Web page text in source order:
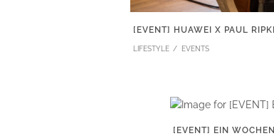
[EVENT] HUAWEI X PAUL
LIFESTYLE EVENTS
[EVENT] EIN